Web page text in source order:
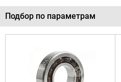
Подбор по параметрам